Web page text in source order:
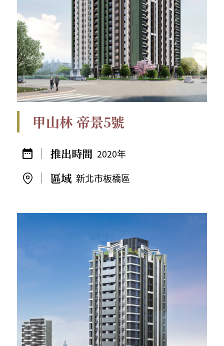
甲山林 帝景5號
2020年
新北市板橋區